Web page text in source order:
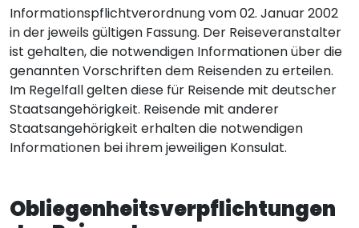
Informationspflichtverordnung vom 02. Januar 2002
in der jeweils gültigen Fassung. Der Reiseveranstalter
ist gehalten, die notwendigen Informationen über die
genannten Vorschriften dem Reisenden zu erteilen.
Im Regelfall gelten diese für Reisende mit deutscher
Staatsangehörigkeit. Reisende mit anderer
Staatsangehörigkeit erhalten die notwendigen
Informationen bei ihrem jeweiligen Konsulat.
Obliegenheitsverpflichtungen